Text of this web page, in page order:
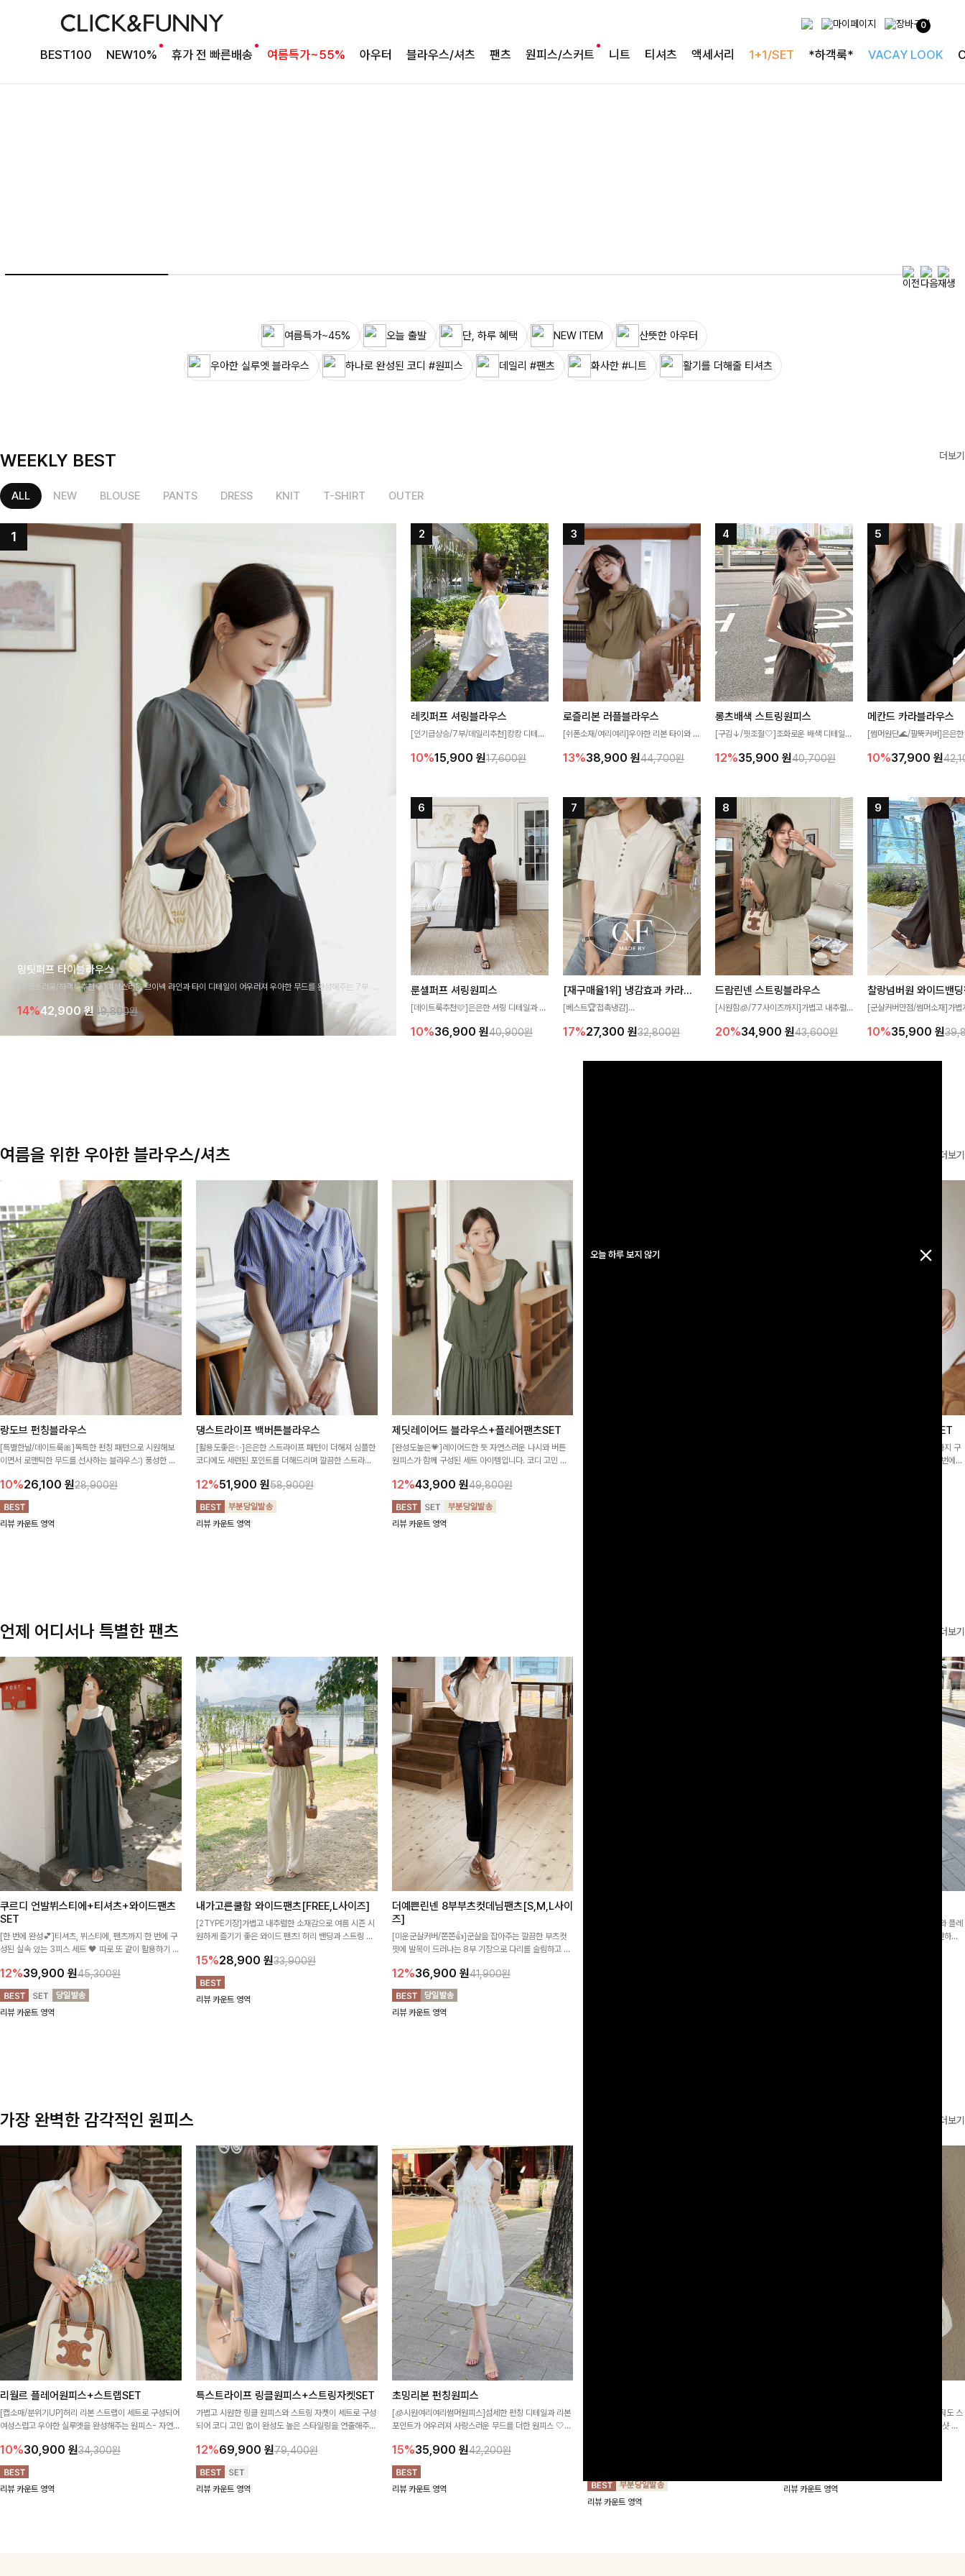
0
BEST100 NEW10% 휴가 전 빠른배송 여름특가~55% 아우터 블라우스/셔츠 팬츠 원피스/스커트 니트 티셔츠 액세서리 1+1/SET *하객룩* VACAY LOOK
오늘 하루 보지 않기
NO1. 썸머베스트
두가지 컬러 데일리아이템
투피스로 완성되는
완성도 높은 원피스SET
여름특가~45% 오늘 출발 단, 하루 혜택 NEW ITEM 산뜻한 아우터
우아한 실루엣 블라우스 하나로 완성된 코디 #원피스 데일리 #팬츠 화사한 #니트 활기를 더해줄 티셔츠
WEEKLY BEST 더보기
ALL NEW BLOUSE PANTS DRESS KNIT T-SHIRT OUTER
밍팃퍼프 타이블라우스
[고급스러움/하객룩추천💎]여성스러운 브이넥 라인과 타이 디테일이 어우러져 우아한 무드를 완성해주는 7부 블
라우스 🤍 여유로운 7부 소매로 편안하게 착용되며 데일리룩부터 출근룩, 하객룩까지 세련된 스타일링을 연출하
기 좋은 아이템이에요
14%42,900원 49,800원
레킷퍼프 셔링블라우스
[인기급상승/7부/데일리추천]캉캉 디테일
성해주는 블라우스 🤍 가볍게 퍼지는 핏으
10%15,900 원17,600원
로즐리본 러플블라우스
[쉬폰소재/여리여리]우아한 리본 타이와 자
분위기를 더해주는 블라우스 🤎 하늘하늘
좋아요
13%38,900 원44,700원
롱츠배색 스트링원피스
[구김↓/핏조절🤍]조화로운 배색 디테일로
있어 여리여리한 라인을 만들어주고 넉넉한
12%35,900 원40,700원
메칸드 카라블라우스
[썸머원단🌊/팔뚝커버]은은
세련된 무드를 연출해주는 블
10%37,900 원
룬셀퍼프 셔링원피스
[데이트룩추천🩷]은은한 셔링 디테일과 퍼
성해주는 원피스🤍 허리 스모크 밴딩이 슬
10%36,900 원40,900원
[재구매율1위] 냉감효과 카라니트
[베스트🏆접촉냉감]
고 가벼운 소재감으로 여름에도 시원하게
17%27,300 원32,800원
드람린넨 스트링블라우스
[시원함🧊/77사이즈까지]가볍고 내추럴
없는 슬릿 카라 디자인이 얼굴선을 더욱 시
20%34,900 원43,600원
[군살커버만점/썸머소재]가볍
편안하게 착용하실 수 있는
감 있는 착용감을 더해드려요!
10%35,900 원
여름을 위한 우아한 블라우스/셔츠 더보기
랑도브 펀칭블라우스
[특별한날/데이트룩🎀]독특한 펀칭 패턴으로 시원해보
이면서 로맨틱한 무드를 선사하는 블라우스:) 풍성한 퍼
10%26,100 원28,900원
리뷰 카운트 영역
댕스트라이프 백버튼블라우스
[활용도좋은✨]은은한 스트라이프 패턴이 더해져 심플한
코디에도 세련된 포인트를 더해드리며 깔끔한 스트라이
12%51,900 원58,900원
리뷰 카운트 영역
제딧레이어드 블라우스+플레어팬츠SET
[완성도높은💗]레이어드한 듯 자연스러운 나시와 버튼
원피스가 함께 구성된 세트 아이템입니다. 코디 고민 없
12%43,900 원49,800원
리뷰 카운트 영역
필딩버튼 카라블라우스+와이드팬츠SET
[SET PICK]버튼 카라 블라우스와 팬츠, 스트랩까지 구
성된 활용도 높은 3종 세트 🤍 코디 걱정 없이 한 번에
언제 어디서나 특별한 팬츠 더보기
쿠르디 언발뷔스티에+티셔츠+와이드팬츠
SET
[한 번에 완성💕]티셔츠, 뷔스티에, 팬츠까지 한 번에 구
성된 실속 있는 3피스 세트 🖤 따로 또 같이 활용하기 좋
12%39,900 원45,300원
리뷰 카운트 영역
내가고른쿨함 와이드팬츠[FREE,L사이즈]
[2TYPE기장]가볍고 내추럴한 소재감으로 여름 시즌 시
원하게 즐기기 좋은 와이드 팬츠! 허리 밴딩과 스트링 디
이드핏이 군살을 자연스럽게 커버해준답니다:)
15%28,900 원33,900원
리뷰 카운트 영역
더예쁜린넨 8부부츠컷데님팬츠[S,M,L사이
즈]
[미운군살커버/쫀쫀👍]군살을 잡아주는 깔끔한 부츠컷
핏에 발목이 드러나는 8부 기장으로 다리를 슬림하고 길
요~!
12%36,900 원41,900원
리뷰 카운트 영역
[데일리부터 여행룩까지]감각적인 레터링 티셔츠와 플레
어 핏 반바지가 함께 구성된 세트 아이템으로, 편안하면
가장 완벽한 감각적인 원피스 더보기
리월르 플레어원피스+스트랩SET
[캡소매/분위기UP]허리 리본 스트랩이 세트로 구성되어
여성스럽고 우아한 실루엣을 완성해주는 원피스- 자연스
면서도 여리한 무드로 입어져✨
10%30,900 원34,300원
리뷰 카운트 영역
특스트라이프 링클원피스+스트링자켓SET
가볍고 시원한 링클 원피스와 스트링 자켓이 세트로 구성
되어 코디 고민 없이 완성도 높은 스타일링을 연출해주는
링 디테일로 다양한 핏을 연출할 수 있어 데일리부터 여
행룩까지 멋스럽게 즐기기 좋아요 ✨
12%69,900 원79,400원
리뷰 카운트 영역
초밍리본 펀칭원피스
[🧊시원여리여리썸머원피스]섬세한 펀칭 디테일과 리본
포인트가 어우러져 사랑스러운 무드를 더한 원피스 🤍
출돼요 ✨
15%35,900 원42,200원
리뷰 카운트 영역
리뷰 카운트 영역
[고객요청재입고/2천장돌파💚]하나만 툭 착용해줘도 스
타일리시해 보이는 휘뚜루 마뚜루 아이템 ~ ! 인생샷 건
리뷰 카운트 영역